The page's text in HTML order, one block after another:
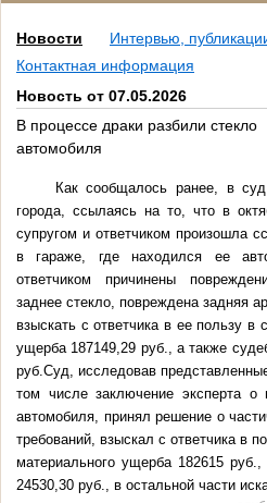
Новости
Интервью,
Контактная информация
Новость от 07.05.2026
В процессе драки разбили стекло
автомобиля
Как сообщалось ранее, в
города, ссылаясь на то, что в
супругом и ответчиком произошла
в гараже, где находился ее
ответчиком причинены
заднее стекло, повреждена задняя
взыскать с ответчика в ее пользу в
ущерба 187149,29 руб., а также
руб.Суд, исследовав
том числе заключение эксперта о
автомобиля, принял решение о
требований, взыскал с ответчика в
материального ущерба 182615
24530,30 руб., в остальной части